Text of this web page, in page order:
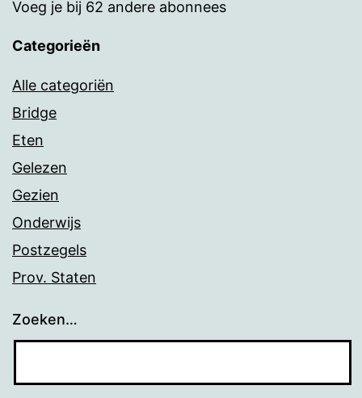
Voeg je bij 62 andere abonnees
Categorieën
Alle categoriën
Bridge
Eten
Gelezen
Gezien
Onderwijs
Postzegels
Prov. Staten
Zoeken…